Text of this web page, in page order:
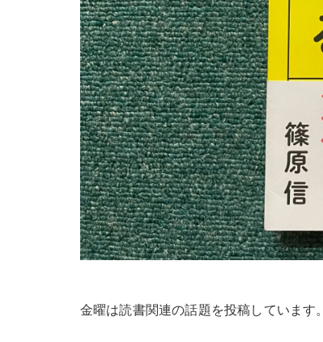
金曜は読書関連の話題を投稿しています。